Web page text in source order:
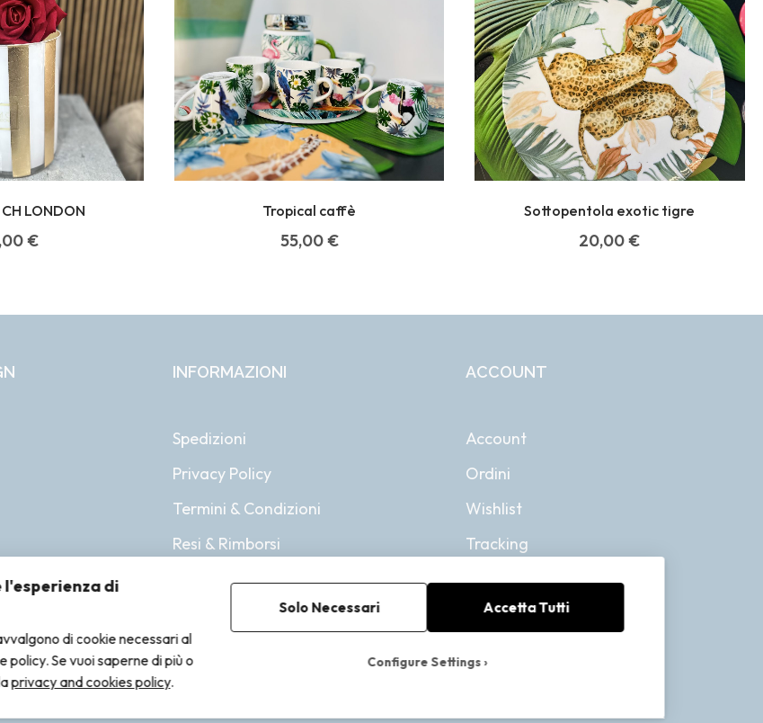
LONDON
€
Tropical caffè
55,00€
Sottopentola exotic tigre
20,00€
INFORMAZIONI
Spedizioni
Privacy Policy
Termini & Condizioni
Resi & Rimborsi
ACCOUNT
Account
Ordini
Wishlist
Tracking
l'esperienza di
di cookie necessari al
policy. Se vuoi saperne di più o
privacy and cookies policy.
Solo Necessari Accetta Tutti
Configure Settings